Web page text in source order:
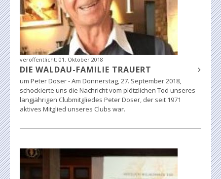
veröffentlicht: 01. Oktober 2018
DIE WALDAU-FAMILIE TRAUERT
um Peter Doser - Am Donnerstag, 27. September 2018,
schockierte uns die Nachricht vom plötzlichen Tod unseres
langjährigen Clubmitgliedes Peter Doser, der seit 1971
aktives Mitglied unseres Clubs war.